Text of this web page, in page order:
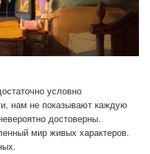
условно
нам не показывают каждую
достоверны.
мир живых характеров.